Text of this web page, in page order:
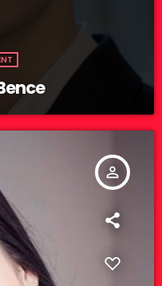
person_outline